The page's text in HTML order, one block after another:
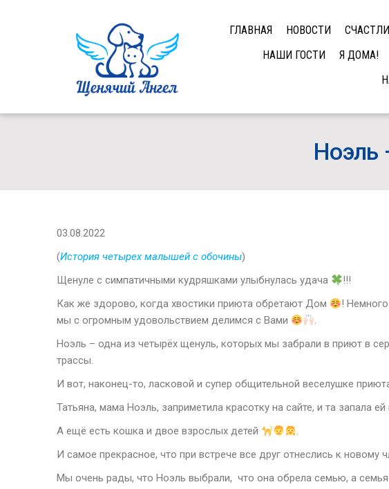
ГЛАВНАЯ НОВОСТИ
НАШИ ГОСТИ
Я ДОМА!
03.08.2022
(История четырех малышей с обочины)
Щенуле с симпатичными кудряшками улыбнулась удача
!!!
Как же здорово, когда хвостики приюта обретают Дом
!
мы с огромным удовольствием делимся с Вами
.
Ноэль – одна из четырёх щенуль, которых мы забрали в приют в
трассы.
И вот, наконец-то, ласковой и супер общительной веселушке
Татьяна, мама Ноэль, заприметила красотку на сайте, и та запала
А ещё есть кошка и двое взрослых детей
.
И самое прекрасное, что при встрече все друг отнеслись к
Мы очень рады, что Ноэль выбрали, что она обрела семью, а семья